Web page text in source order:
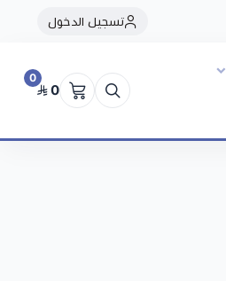
تسجيل الدخول
0
0